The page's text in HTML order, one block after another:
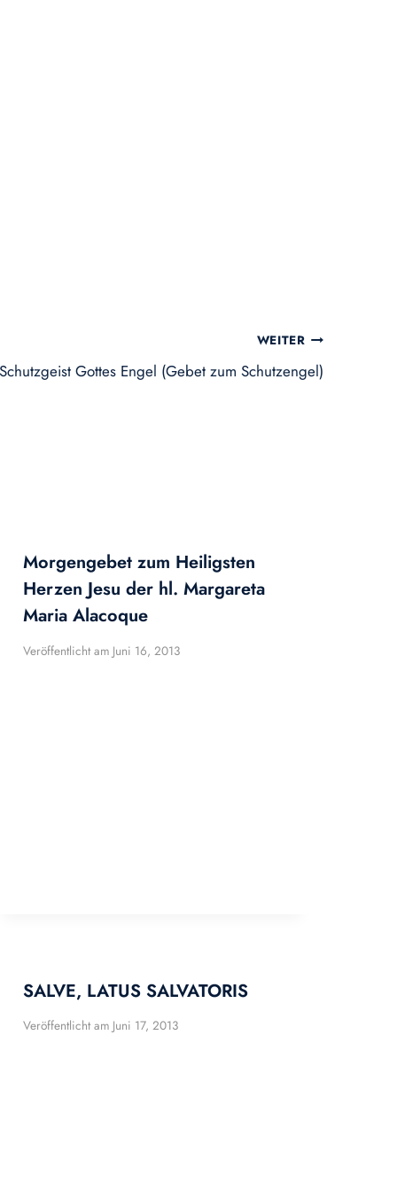
WEITER
Gottes Engel (Gebet zum Schutzengel)
Morgengebet zum Heiligsten
Herzen Jesu der hl. Margareta
Maria Alacoque
Veröffentlicht am Juni 16, 2013
SALVE, LATUS SALVATORIS
Veröffentlicht am Juni 17, 2013